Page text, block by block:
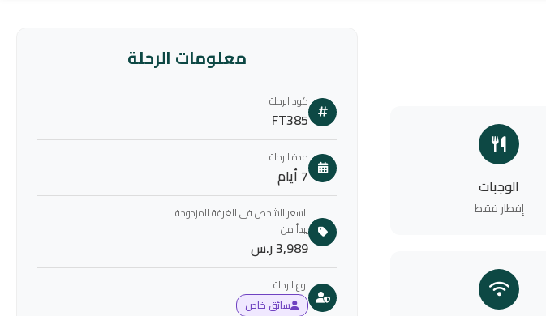
الوجبات
إفطار فقط
معلومات الرحلة
كود الرحلة
FT385
مدة الرحلة
7 أيام
السعر للشخص فى الغرفة المزدوجة
يبدأ من
3,989 ر.س
نوع الرحلة
سائق خاص